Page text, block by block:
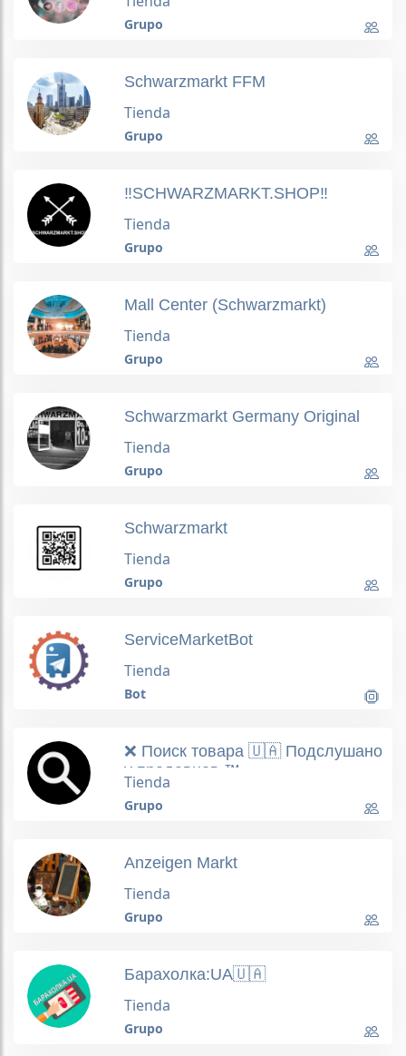
Grupo
Schwarzmarkt FFM
Tienda
Grupo
‼️SCHWARZMARKT.SHOP‼️
Tienda
Grupo
Mall Center (Schwarzmarkt)
Tienda
Grupo
Schwarzmarkt Germany Original
Tienda
Grupo
Schwarzmarkt
Tienda
Grupo
ServiceMarketBot
Tienda
Bot
❌ Поиск товара 🇺🇦 Подслушано
у продавцов ™
Tienda
Grupo
Anzeigen Markt
Tienda
Grupo
Барахолка:UA🇺🇦
Tienda
Grupo